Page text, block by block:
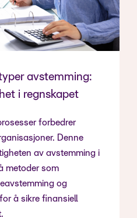
avstemming:
i regnskapet
forbedrer
Denne
av avstemming i
metoder som
og
å sikre finansiell